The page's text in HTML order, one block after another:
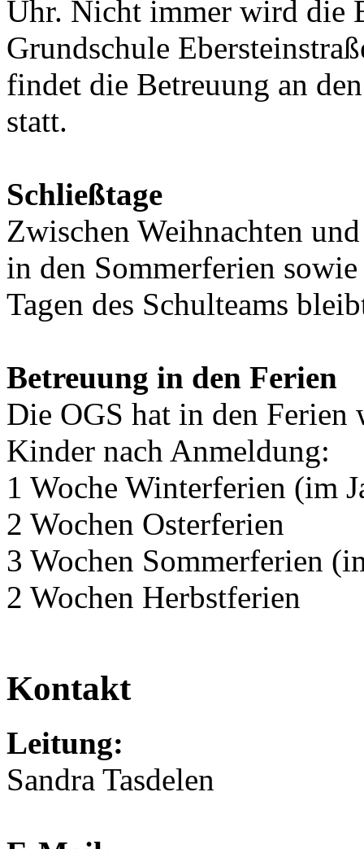
Uhr. Nicht immer wird die
Grundschule
findet die Betreuung an
statt.
Schließtage
Zwischen Weihnachten
in den Sommerferien
Tagen des Schulteams
Betreuung in den Ferien
Die OGS hat in den
Kinder nach Anmeldung:
1 Woche Winterferien (im
2 Wochen Osterferien
3 Wochen Sommerferien
2 Wochen Herbstferien
Kontakt
Leitung:
Sandra Tasdelen